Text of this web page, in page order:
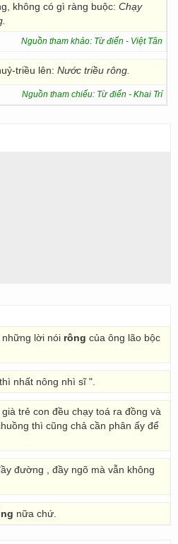
không có gì ràng buộc: Chạy
Nguồn tham khảo: Từ điển - Việt Tân
triều lên: Nước triều rông.
Nguồn tham chiếu: Từ điển - Khai Trí
lời nói rông của ông lão bộc
thì nhất nông nhì sĩ ".
trẻ con đều chạy toá ra đồng và
thì cũng chả cần phân ấy để
đường , đầy ngõ mà vẫn không
nữa chứ.